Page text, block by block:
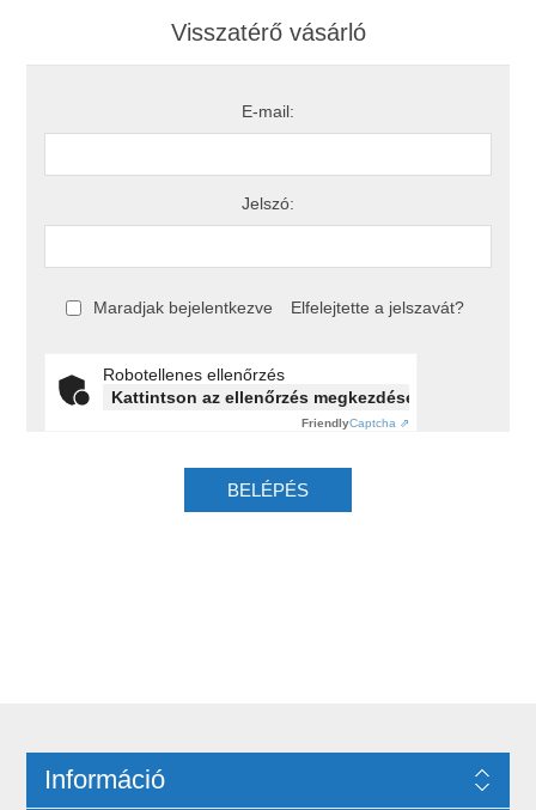
Visszatérő vásárló
E-mail:
Jelszó:
Maradjak bejelentkezve Elfelejtette a jelszavát?
Robotellenes ellenőrzés
Kattintson az ellenőrzés megkezdéséhez
FriendlyCaptcha ⇗
Információ